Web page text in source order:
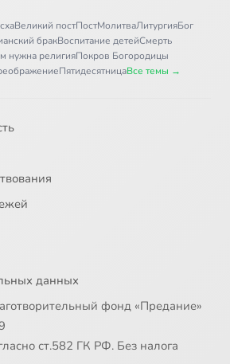
Великий постПостМолитваЛитургияБог
бракВоспитание детейСмерть
нужна религияПокров Богородицы
ПятидесятницаВсе темы →
данных
фонд «Предание»
ст.582 ГК РФ. Без налога